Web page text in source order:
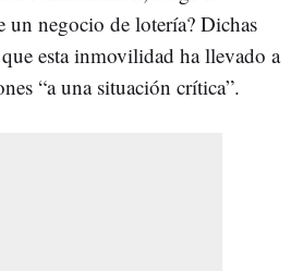
un negocio de lotería? Dichas
esta inmovilidad ha llevado a
“a una situación crítica”.